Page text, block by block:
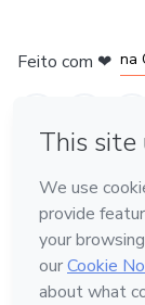
Feito com ❤ na
Conheça a
Idioma
Português